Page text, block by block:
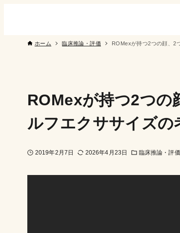
ホーム 臨床推論・評価 ROMexが持つ2つの顔、2
ROMexが持つ2つの
ルフエクササイズの
2019年2月7日 2026年4月23日 臨床推論・評価